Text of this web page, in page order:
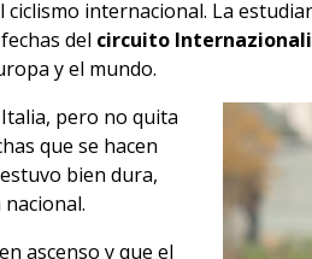
internacional. La
del circuito Internazionali
y el mundo.
pero no quita
que se hacen
bien dura,
ascenso y que el